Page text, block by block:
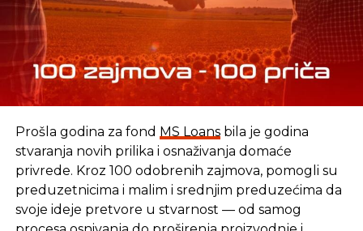
Napredak u realizaciji reformske agende
NE PROPUSTITE
Naljednicima po milijarda dolara
Prošla godina za fond MS Loansbila je godina
stvaranja novih prilika i osnaživanja domaće
privrede. Kroz 100 odobrenih zajmova, pomogli su
preduzetnicima i malim i srednjim preduzećima da
svoje ideje pretvore u stvarnost — od samog